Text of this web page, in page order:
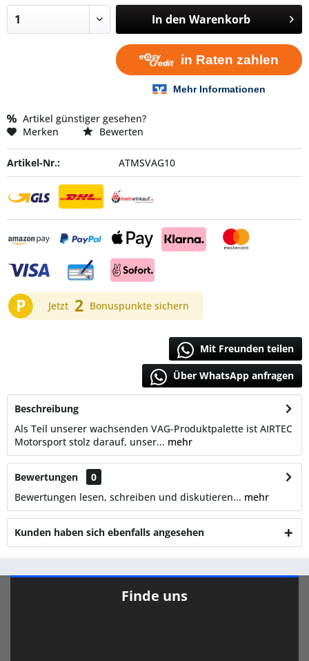
In den Warenkorb
Artikel günstiger gesehen?
Merken
Bewerten
Artikel-Nr.: ATMSVAG10
P Jetzt 2 Bonuspunkte sichern
Mit Freunden teilen
Über WhatsApp anfragen
Beschreibung
Als Teil unserer wachsenden VAG-Produktpalette ist AIRTEC
Motorsport stolz darauf, unser... mehr
Bewertungen
0
Bewertungen lesen, schreiben und diskutieren... mehr
Kunden haben sich ebenfalls angesehen
Finde uns